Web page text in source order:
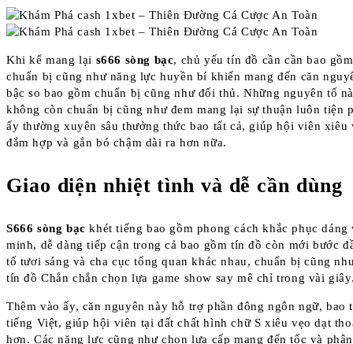
Khi kể mang lại s666 sòng bạc, chủ yếu tín đồ cần cần bao
chuẩn bị cũng như năng lực huyền bí khiến mang đến căn
bậc so bao gồm chuẩn bị cũng như đối thủ. Những nguyên tố
không còn chuẩn bị cũng như đem mang lại sự thuận luôn tiện
ấy thường xuyên sâu thưởng thức bao tất cả, giúp hội viên xiêu
đắm hợp và gắn bó chậm dài ra hơn nữa.
Giao diện nhiệt tình và dễ cần dùng
S666 sòng bạc khét tiếng bao gồm phong cách khắc phục dáng
minh, dễ dàng tiếp cận trong cả bao gồm tín đồ còn mới bước
tố tươi sáng và cha cục tổng quan khác nhau, chuẩn bị cũng
tín đồ Chắn chắn chọn lựa game show say mê chỉ trong vài
Thêm vào ấy, căn nguyên này hỗ trợ phần đông ngôn ngữ, bao
tiếng Việt, giúp hội viên tại đất chất hình chữ S xiêu vẹo dạt
hơn. Các năng lực cũng như chọn lựa cấp mang đến tốc và